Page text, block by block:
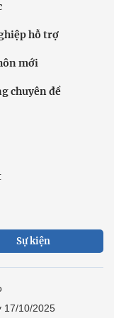
hỗ trợ
mới
chuyên đề
Sự kiện
17/10/2025